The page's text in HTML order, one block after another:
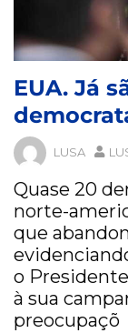
EUA. Já
LUSA
Quase 20
norte-
que
o
à sua
preocupaçõ